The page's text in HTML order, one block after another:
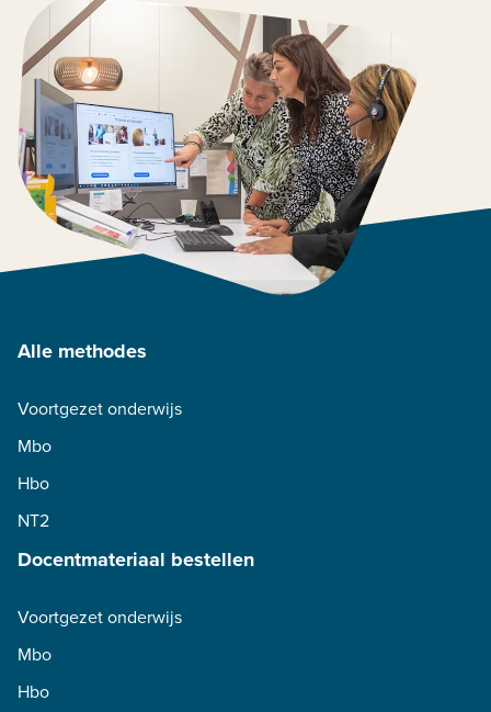
Alle methodes
Voortgezet onderwijs
Mbo
Hbo
NT2
Docentmateriaal bestellen
Voortgezet onderwijs
Mbo
Hbo